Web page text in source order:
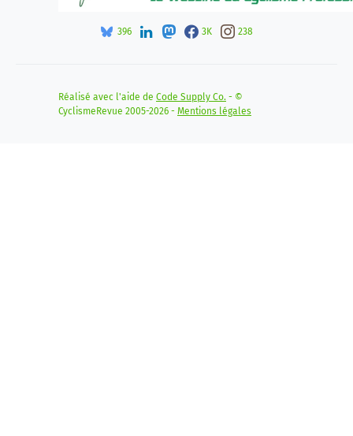
396 3K 238
Réalisé avec l'aide de Code Supply Co. - ©
CyclismeRevue 2005-2026 - Mentions légales